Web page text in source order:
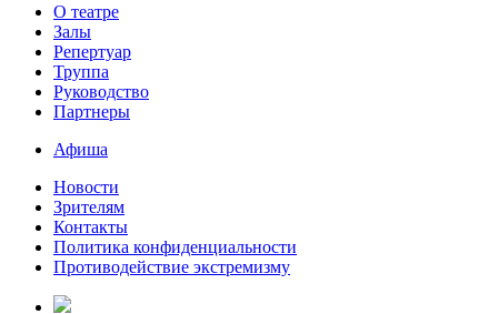
О театре
Залы
Репертуар
Труппа
Руководство
Партнеры
Афиша
Новости
Зрителям
Контакты
Политика конфиденциальности
Противодействие экстремизму